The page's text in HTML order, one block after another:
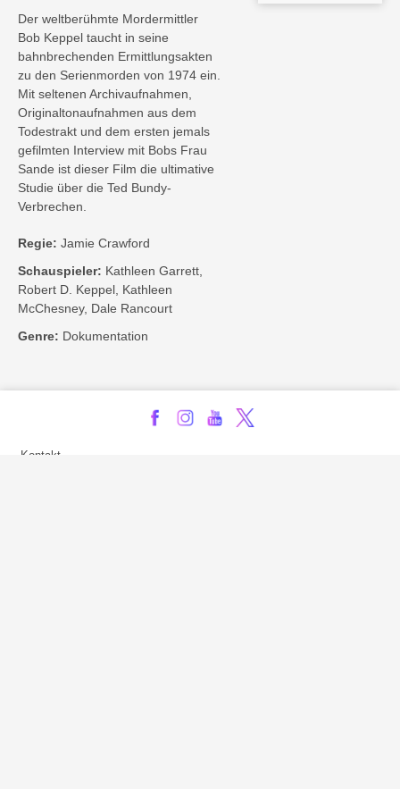
Der weltberühmte Mordermittler
Bob Keppel taucht in seine
bahnbrechenden Ermittlungsakten
zu den Serienmorden von 1974 ein.
Mit seltenen Archivaufnahmen,
Originaltonaufnahmen aus dem
Todestrakt und dem ersten jemals
gefilmten Interview mit Bobs Frau
Sande ist dieser Film die ultimative
Studie über die Ted Bundy-
Verbrechen.
Regie: Jamie Crawford
Schauspieler: Kathleen Garrett,
Robert D. Keppel, Kathleen
McChesney, Dale Rancourt
Genre: Dokumentation
Kontakt